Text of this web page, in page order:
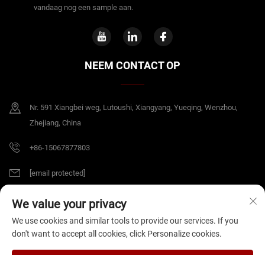
vandaag nog een sample aan.
NEEM CONTACT OP
Nr. 591 Xiangbei weg, Lutoushi, Xiangyang, Yueqing, Wenzhou,
Zhejiang, China
+86-15067877803
[email protected]
Copyright © 2026 China Zhejiang B&J Electrical Co.,Ltd. Alle rechten
voorbehouden. Privacybeleid
We value your privacy
We use cookies and similar tools to provide our services. If you
don't want to accept all cookies, click Personalize cookies.